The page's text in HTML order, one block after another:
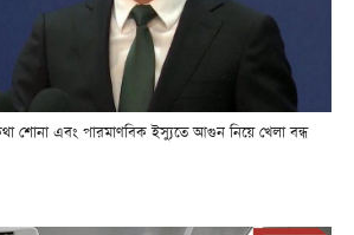
শোনা এবং পারমাণবিক ইস্যুতে আগুন নিয়ে খেলা বন্ধ